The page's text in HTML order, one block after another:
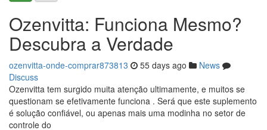
Ozenvitta: Funciona Mesmo?
Descubra a Verdade
ozenvitta-onde-comprar873813 55 days ago
News
Discuss
Ozenvitta tem surgido muita atenção ultimamente, e muitos se
questionam se efetivamente funciona . Será que este suplemento
é solução confiável, ou apenas mais uma modinha no setor de
controle do